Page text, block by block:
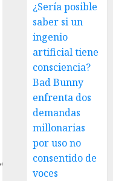
¿Sería posible
saber si un
ingenio
artificial tiene
consciencia?
Bad Bunny
enfrenta dos
demandas
millonarias
por uso no
consentido de
voces